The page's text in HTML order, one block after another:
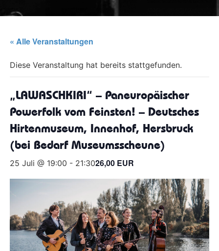
« Alle Veranstaltungen
Diese Veranstaltung hat bereits stattgefunden.
„LAWASCHKIRI“ – Paneuropäischer
Powerfolk vom Feinsten! – Deutsches
Hirtenmuseum, Innenhof, Hersbruck
(bei Bedarf Museumsscheune)
25 Juli @ 19:00 - 21:3026,00 EUR